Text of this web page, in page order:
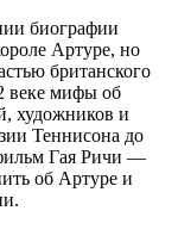
биографии
Артуре, но
британского
веке мифы об
художников и
Теннисона до
Гая Ричи —
об Артуре и